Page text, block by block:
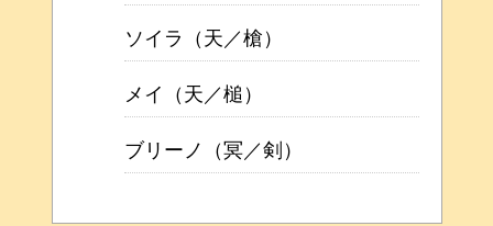
ソイラ（天／槍）
メイ（天／槌）
ブリーノ（冥／剣）